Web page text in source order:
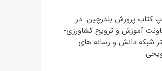
کتاب پرورش بلدرچین در
آموزش و ترویج کشاورزی-
شبکه دانش و رسانه های